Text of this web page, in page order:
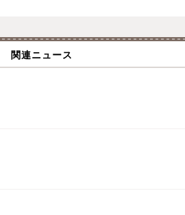
関連ニュース